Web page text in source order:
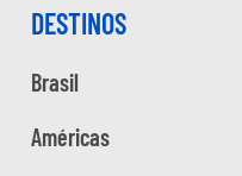
DESTINOS
Brasil
Américas